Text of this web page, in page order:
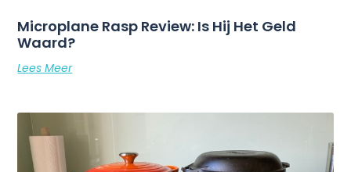
Microplane Rasp Review: Is Hij Het Geld
Waard?
Lees Meer